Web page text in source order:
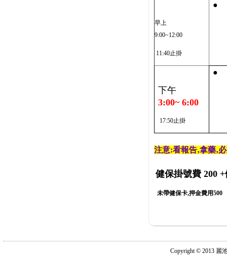
早上
9:00~12:00
11:40止掛
●
下午
3:00~ 6:00
17:50止掛
●
注意:看報告‚拿藥‚
健保掛號費 200 +
未帶健保卡,押金費用500
Copyright © 2013 麗